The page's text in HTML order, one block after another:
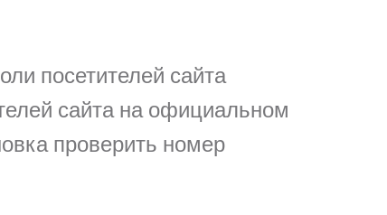
посетителей сайта
сайта на официальном
проверить номер